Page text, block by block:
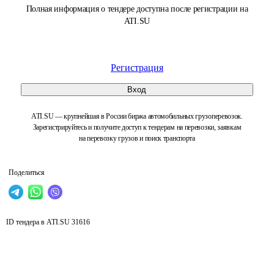
Полная информация о тендере доступна после регистрации на
ATI.SU
Регистрация
Вход
ATI.SU — крупнейшая в России биржа автомобильных грузоперевозок.
Зарегистрируйтесь и получите доступ к тендерам на перевозки, заявкам
на перевозку грузов и поиск транспорта
Поделиться
ID тендера в ATI.SU 31616